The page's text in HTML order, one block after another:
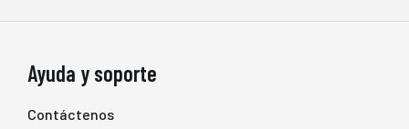
Ayuda y soporte
Contáctenos